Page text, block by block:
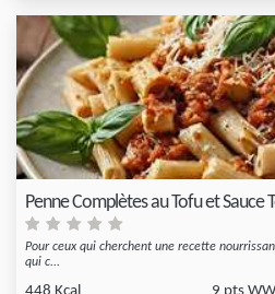
Penne Complètes au Tofu et Sauce
Pour ceux qui cherchent une recette
qui c...